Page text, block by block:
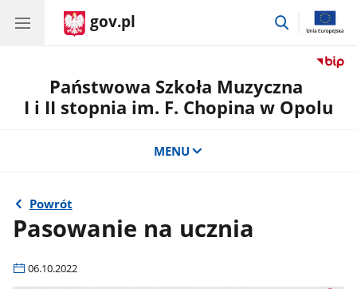
gov.pl
przejdź
Państwowa Szkoła Muzyczna
I i II stopnia im. F. Chopina w Opolu
MENU
Powrót
Pasowanie na ucznia
06.10.2022